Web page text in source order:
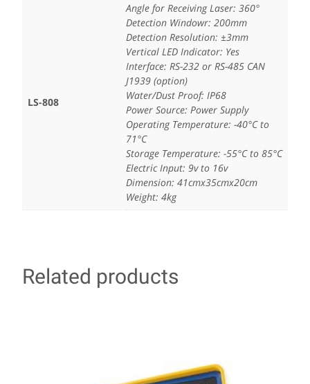
LS-808
Angle for Receiving Laser: 360°
Detection Windowr: 200mm
Detection Resolution: ±3mm
Vertical LED Indicator: Yes
Interface: RS-232 or RS-485 CAN
J1939 (option)
Water/Dust Proof: IP68
Power Source: Power Supply
Operating Temperature: -40°C to
71°C
Storage Temperature: -55°C to 85°C
Electric Input: 9v to 16v
Dimension: 41cmx35cmx20cm
Weight: 4kg
Related products